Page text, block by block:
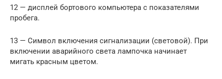
12 — дисплей бортового компьютера с показателями
пробега.
13 — Символ включения сигнализации (световой). При
включении аварийного света лампочка начинает
мигать красным цветом.